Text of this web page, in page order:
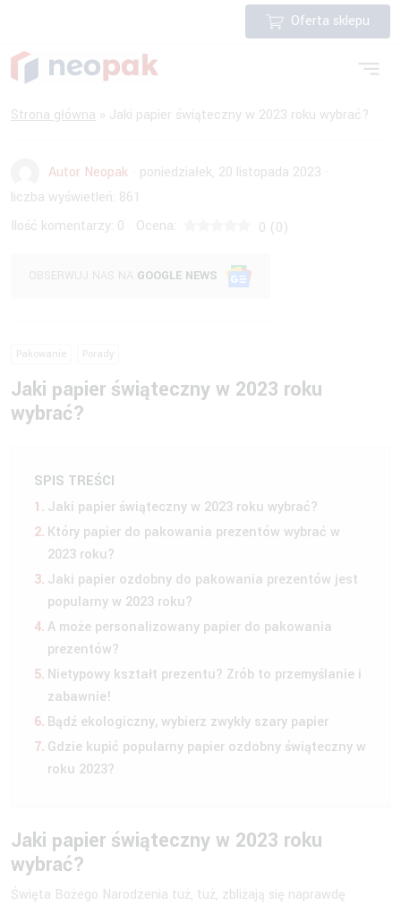
Oferta sklepu
Strona główna » Jaki papier świąteczny w 2023 roku wybrać?
Autor Neopak · poniedziałek, 20 listopada 2023 ·
liczba wyświetleń: 861
Ilość komentarzy: 0 · Ocena: 0 (0)
OBSERWUJ NAS NA GOOGLE NEWS
Pakowanie Porady
Jaki papier świąteczny w 2023 roku
wybrać?
SPIS TREŚCI
Jaki papier świąteczny w 2023 roku wybrać?
Który papier do pakowania prezentów wybrać w
2023 roku?
Jaki papier ozdobny do pakowania prezentów jest
popularny w 2023 roku?
A może personalizowany papier do pakowania
prezentów?
Nietypowy kształt prezentu? Zrób to przemyślanie i
zabawnie!
Bądź ekologiczny, wybierz zwykły szary papier
Gdzie kupić popularny papier ozdobny świąteczny w
roku 2023?
Jaki papier świąteczny w 2023 roku
wybrać?
Święta Bożego Narodzenia tuż, tuż, zbliżają się naprawdę